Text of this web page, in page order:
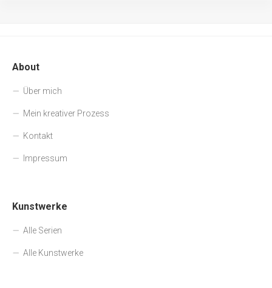
About
Über mich
Mein kreativer Prozess
Kontakt
Impressum
Kunstwerke
Alle Serien
Alle Kunstwerke